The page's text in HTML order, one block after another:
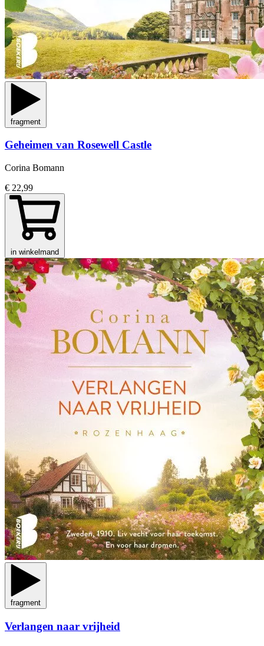
fragment
Geheimen van Rosewell Castle
Corina Bomann
€ 22,99
in winkelmand
fragment
Verlangen naar vrijheid